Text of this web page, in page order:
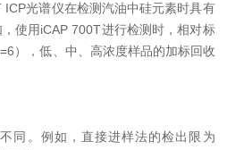
光谱仪在检测汽油中硅元素时具有
使用iCAP 700T进行检测时，相对标
），低、中、高浓度样品的加标回收
。例如，直接进样法的检出限为